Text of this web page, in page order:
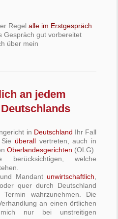
Regel alle im Erstgespräch
Gespräch gut vorbereitet
über mein
an jedem
in Deutschland Ihr Fall
überallvertreten, auch in
Oberlandesgerichten (OLG).
welche
Mandant unwirtschaftlich
quer durch Deutschland
wahrzunehmen. Die
an einen örtlichen
nur bei unstreitigen